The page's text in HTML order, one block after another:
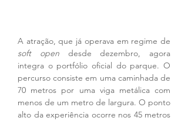
soft open desde dezembro, agora
integra o portfólio oficial do parque. O
percurso consiste em uma caminhada de
70 metros por uma viga metálica com
menos de um metro de largura. O ponto
alto da experiência ocorre nos 45 metros